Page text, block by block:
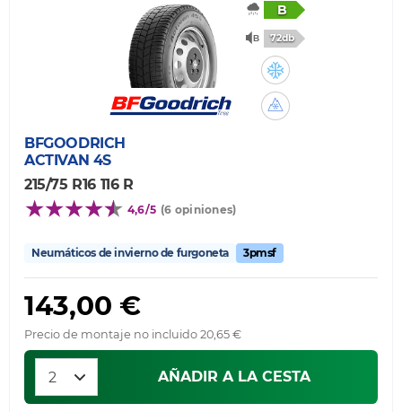
B
72db
BFGOODRICH
ACTIVAN 4S
215/75 R16 116 R
4,6/5 (6 opiniones)
Neumáticos de invierno de furgoneta 3pmsf
143,00 €
Precio de montaje no incluido 20,65 €
AÑADIR A LA CESTA